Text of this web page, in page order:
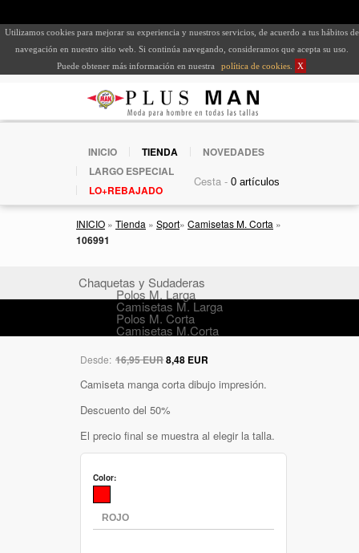
Utilizamos cookies para mejorar su experiencia y nuestros servicios, de acuerdo a tus hábitos de
navegación en nuestro sitio web. Si continúa navegando, consideramos que acepta su uso.
Puede obtener más información en nuestra
política de cookies X
INICIO TIENDA
NOVEDADES
LARGO ESPECIAL
LO+REBAJADO
Cesta -
INICIO » Tienda » Sport» Camisetas M. Corta »
106991
Chaquetas y Sudaderas
Polos M. Larga
Camisetas M. Larga
Polos M. Corta
Camisetas M.Corta
Desde: 16,95 EUR8,48 EUR
Camiseta manga corta dibujo impresión.
Descuento del 50%
El precio final se muestra al elegir la talla.
Color: